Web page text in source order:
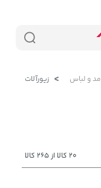
مد و لباس زیورآلات
20 کالا از 265 کالا